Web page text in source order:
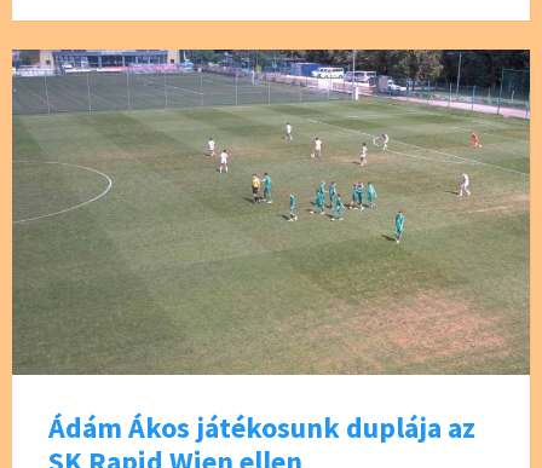
o
o
k
er
Ádám Ákos játékosunk duplája az